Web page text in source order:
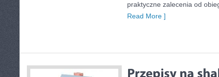
praktyczne zalecenia od
Read More ]